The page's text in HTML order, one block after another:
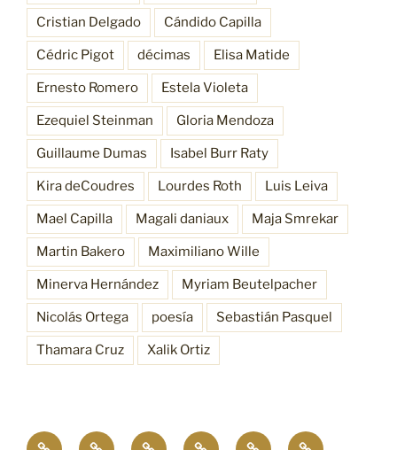
Cristian Delgado Cándido Capilla
Cédric Pigot décimas Elisa Matide
Ernesto Romero Estela Violeta
Ezequiel Steinman Gloria Mendoza
Guillaume Dumas Isabel Burr Raty
Kira deCoudres Lourdes Roth Luis Leiva
Mael Capilla Magali daniaux Maja Smrekar
Martin Bakero Maximiliano Wille
Minerva Hernández Myriam Beutelpacher
Nicolás Ortega poesía Sebastián Pasquel
Thamara Cruz Xalik Ortiz
Empatía¿QuiénesAntecedentesProcesosFuncionesResonancia